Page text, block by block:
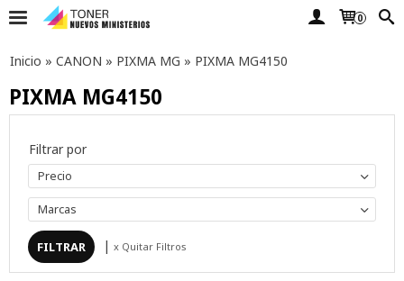
0
Inicio » CANON » PIXMA MG » PIXMA MG4150
PIXMA MG4150
Filtrar por
Precio
Marcas
| x Quitar Filtros